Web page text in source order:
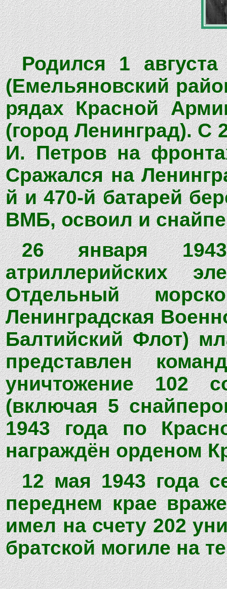
Родился 1
(Емельяновский
рядах Красной
(город Ленинград). С
И. Петров на
Сражался на
й и 470-й батарей
ВМБ, освоил и
26 января
атриллерийских
Отдельный
Ленинградская
Балтийский Флот)
представлен
уничтожение 102
(включая 5
1943 года по
награждён орденом
12 мая 1943 года
переднем крае
имел на счету 202
братской могиле на